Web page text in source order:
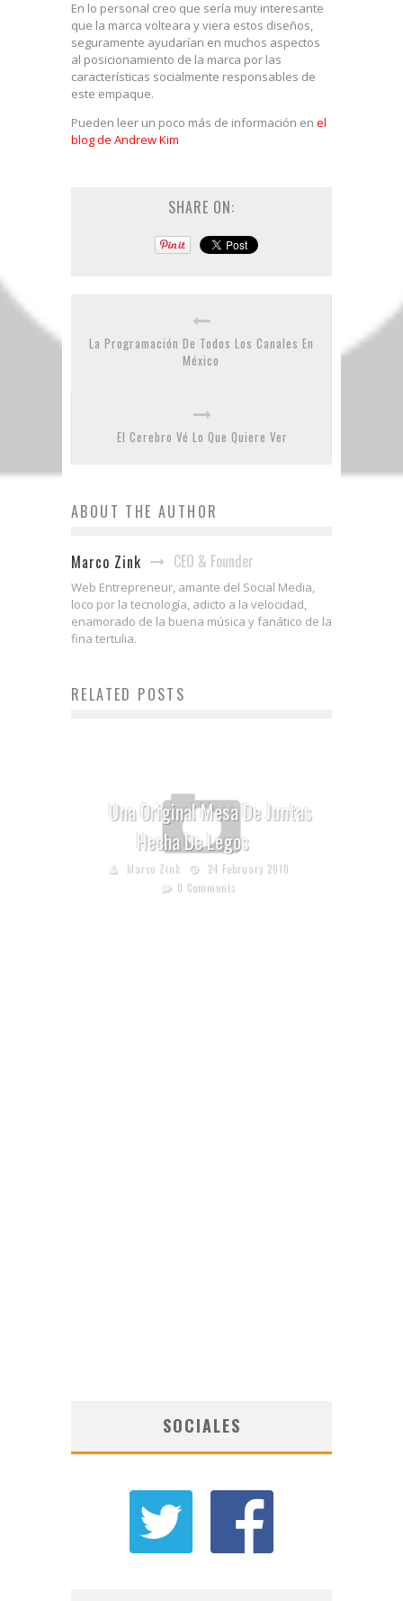
En lo personal creo que sería muy interesante
que la marca volteara y viera estos diseños,
seguramente ayudarían en muchos aspectos
al posicionamiento de la marca por las
características socialmente responsables de
este empaque.
Pueden leer un poco más de información en el
blog de Andrew Kim
SHARE ON:
La Programación De Todos Los Canales En
México
El Cerebro Vé Lo Que Quiere Ver
ABOUT THE AUTHOR
Marco Zink CEO & Founder
Web Entrepreneur, amante del Social Media,
loco por la tecnología, adicto a la velocidad,
enamorado de la buena música y fanático de la
fina tertulia.
RELATED POSTS
Una Original Mesa De Juntas
Hecha De Legos
Marco Zink
24 February 2010
0 Comments
SOCIALES